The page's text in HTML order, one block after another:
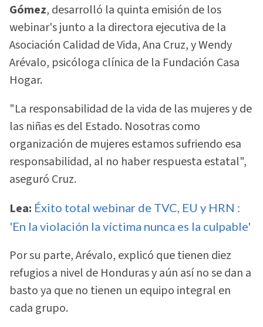
Gómez, desarrolló la quinta emisión de los
webinar's junto a la directora ejecutiva de la
Asociación Calidad de Vida, Ana Cruz, y Wendy
Arévalo, psicóloga clínica de la Fundación Casa
Hogar.
"La responsabilidad de la vida de las mujeres y de
las niñas es del Estado. Nosotras como
organización de mujeres estamos sufriendo esa
responsabilidad, al no haber respuesta estatal",
aseguró Cruz.
Lea: Éxito total webinar de TVC, EU y HRN :
'En la violación la víctima nunca es la culpable'
Por su parte, Arévalo, explicó que tienen diez
refugios a nivel de Honduras y aún así no se dan a
basto ya que no tienen un equipo integral en
cada grupo.